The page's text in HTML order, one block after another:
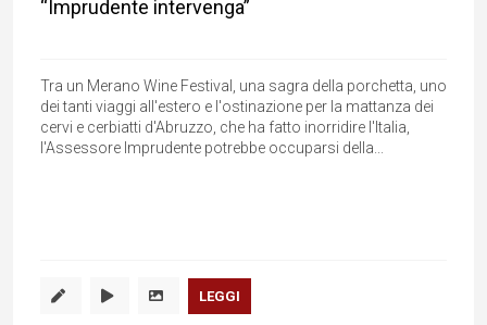
“Imprudente intervenga”
Tra un Merano Wine Festival, una sagra della porchetta, uno
dei tanti viaggi all'estero e l'ostinazione per la mattanza dei
cervi e cerbiatti d'Abruzzo, che ha fatto inorridire l'Italia,
l'Assessore Imprudente potrebbe occuparsi della...
LEGGI